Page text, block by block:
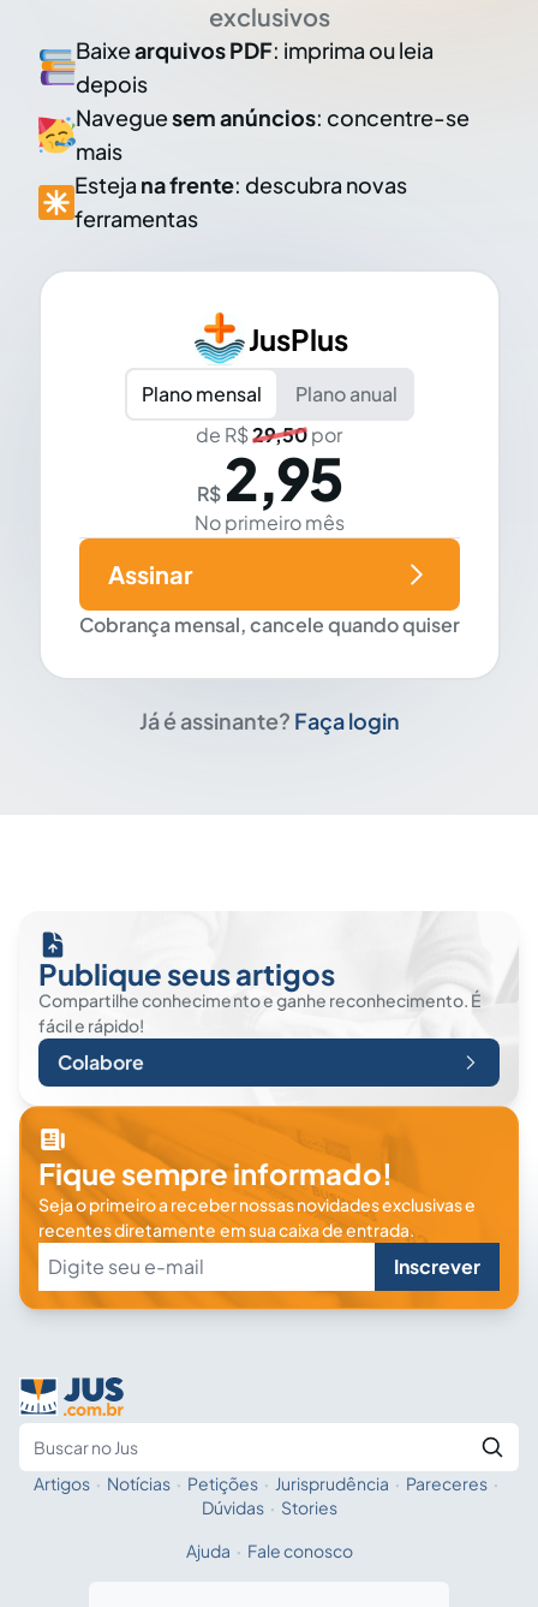
exclusivos
Baixearquivos PDF: imprima ou leia
depois
Naveguesem anúncios: concentre-se
mais
Esteja na frente: descubra novas
ferramentas
JusPlus
Plano mensal
Plano anual
de R$29,50por
R$ 2,95
No primeiro mês
Cobrança mensal, cancele quando quiser
Assinar
Já é assinante? Faça login
Publique seus artigos
Compartilhe conhecimento e ganhe reconhecimento. É
fácil e rápido!
Colabore
Fique sempre informado!
Seja o primeiro a receber nossas novidades exclusivas e
recentes diretamente em sua caixa de entrada.
Inscrever
Fale com a IA
Artigos · Notícias · Petições · Jurisprudência · Pareceres ·
Dúvidas · Stories
Ajuda · Fale conosco